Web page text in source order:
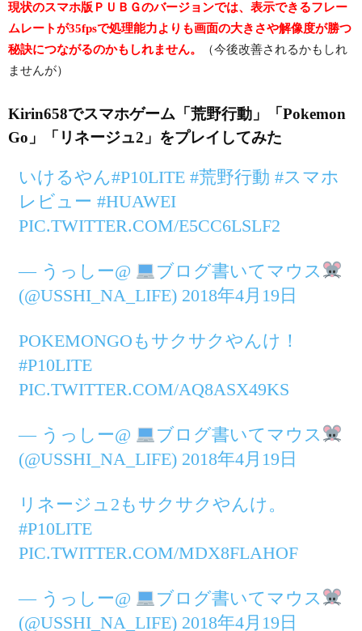
現状のスマホ版ＰＵＢＧのバージョンでは、表示できるフレー
ムレートが35fpsで処理能力よりも画面の大きさや解像度が勝つ
秘訣につながるのかもしれません。
（今後改善されるかもしれ
ませんが）
Kirin658でスマホゲーム「荒野行動」「Pokemon
Go」「リネージュ2」をプレイしてみた
いけるやん#P10LITE #荒野行動 #スマホ
レビュー #HUAWEI
PIC.TWITTER.COM/E5CC6LSLF2
— うっしー@
ブログ書いてマウス
(@USSHI_NA_LIFE) 2018年4月19日
POKEMONGOもサクサクやんけ！
#P10LITE
PIC.TWITTER.COM/AQ8ASX49KS
— うっしー@
ブログ書いてマウス
(@USSHI_NA_LIFE) 2018年4月19日
リネージュ2もサクサクやんけ。
#P10LITE
PIC.TWITTER.COM/MDX8FLAHOF
— うっしー@
ブログ書いてマウス
(@USSHI_NA_LIFE) 2018年4月19日